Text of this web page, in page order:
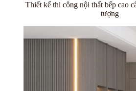
Thiết kế thi công nội thất bếp cao
tượng